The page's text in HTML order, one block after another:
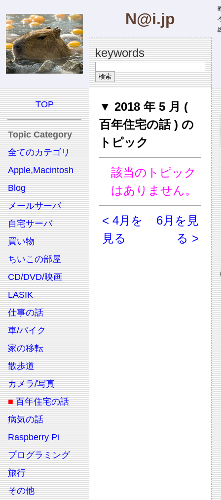
N@i.jp
keywords
TOP
Topic Category
全てのカテゴリ
Apple,Macintosh
Blog
メールサーバ
自宅サーバ
買い物
ちいこの部屋
CD/DVD/映画
LASIK
仕事の話
車/バイク
家の移転
散歩道
カメラ/写真
■ 百年住宅の話
病気の話
Raspberry Pi
プログラミング
旅行
その他
▼ 2018 年 5 月 (
百年住宅の話 ) の
トピック
該当のトピック
はありません。
< 4月を
見る
6月を見
る >